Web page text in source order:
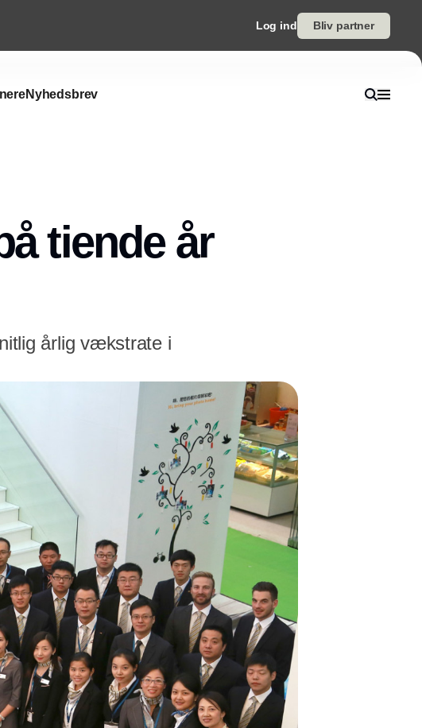
Log ind Bliv partner
Nyhedsbrev
tiende år
årlig vækstrate i